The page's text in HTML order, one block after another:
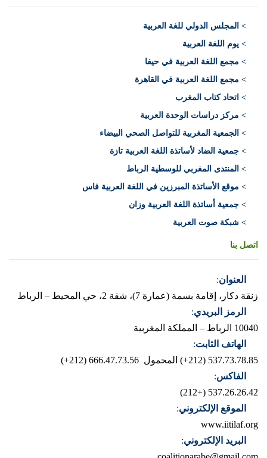
> المجلس الدولي للغة العربية
> يوم اللغة العربية
> مجمع اللغة العربية في حيفا
> مجمع اللغة العربية في القاهرة
> اتحاد كتاب المغرب
> مركز دراسات الوحدة العربية
> الجمعية المغربية للتواصل الصحي البيضاء
> جمعية الضاد لأساتذة اللغة العربية تازة
> المنتدى المغربي للوسطية الرباط
> موقع الأساتذة المبرزين في اللغة العربية فاس
> جمعية أساتذة اللغة العربية وزان
> شبكة صوت العربية
اتصل بنا
العنوان:
زنقة دكار، إقامة بسمة (عمارة 7)، شقة 2، حي المحيط – الرباط
الرمز البريدي:
10040 الرباط – المملكة المغربية
الهاتف الثابت:
537.73.78.85 (212+)
المحمول 666.47.73.56 (212+)
الفاكس:
537.26.26.42 (+212)
الموقع الإلكتروني:
www.iitilaf.org
البريد الإلكتروني: